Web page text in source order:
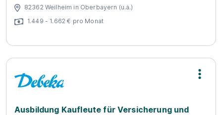
82362 Weilheim in Oberbayern (u.a.)
1.449 - 1.662 € pro Monat
Ausbildung Kaufleute für Versicherung und